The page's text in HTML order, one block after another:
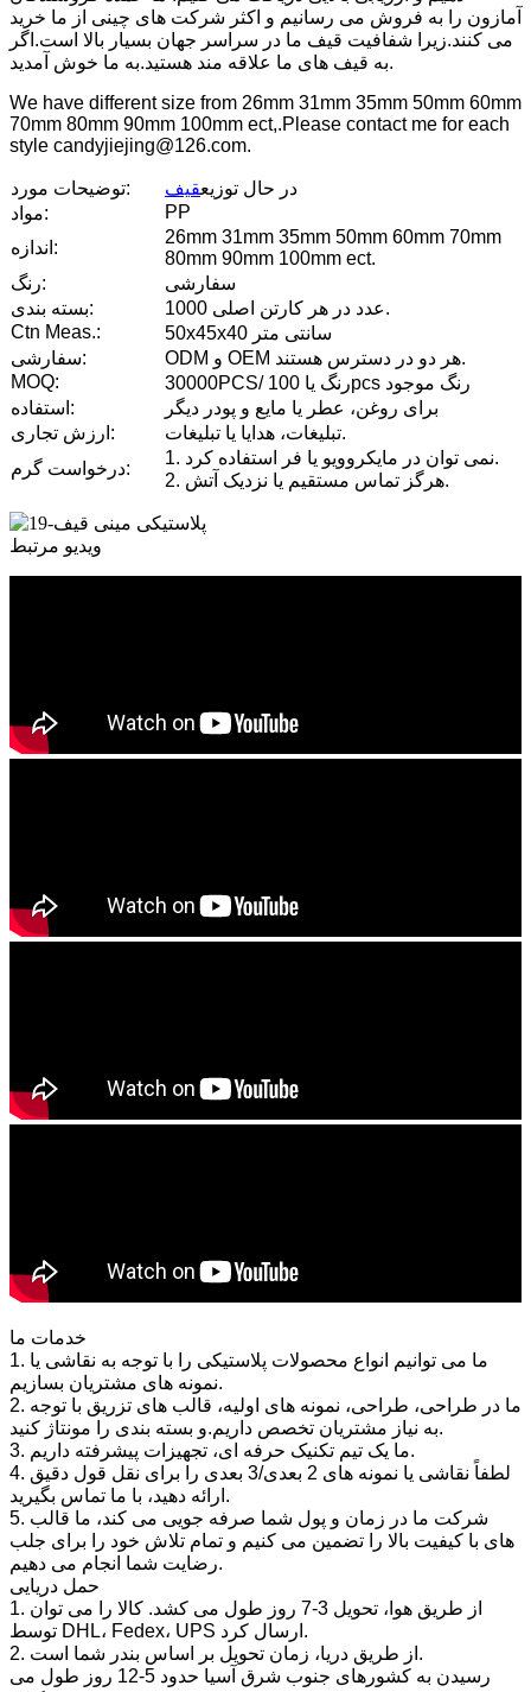
آمازون را به فروش می رسانیم و اکثر شرکت های چینی از ما خرید
می کنند.زیرا شفافیت قیف ما در سراسر جهان بسیار بالا است.اگر
به قیف های ما علاقه مند هستید.به ما خوش آمدید.
We have different size from 26mm 31mm 35mm 50mm 60mm
70mm 80mm 90mm 100mm ect,.Please contact me for each
style candyjiejing@126.com.
توضیحات مورد: در حال توزیعقیف
مواد:
PP
اندازه:
26mm 31mm 35mm 50mm 60mm 70mm
80mm 90mm 100mm ect.
رنگ:
سفارشی
بسته بندی:
1000 عدد در هر کارتن اصلی.
Ctn Meas.:
50x45x40 سانتی متر
سفارشی:
ODM و OEM هر دو در دسترس هستند.
MOQ:
30000PCS/ رنگ یا 100pcs رنگ موجود
استفاده:
برای روغن، عطر یا مایع و پودر دیگر
ارزش تجاری:
تبلیغات، هدایا یا تبلیغات.
درخواست گرم:
1. نمی توان در مایکروویو یا فر استفاده کرد.
2. هرگز تماس مستقیم یا نزدیک آتش.
ویدیو مرتبط
خدمات ما
1. ما می توانیم انواع محصولات پلاستیکی را با توجه به نقاشی یا
نمونه های مشتریان بسازیم.
2. ما در طراحی، طراحی، نمونه های اولیه، قالب های تزریق با توجه
به نیاز مشتریان تخصص داریم.و بسته بندی را مونتاژ کنید.
3. ما یک تیم تکنیک حرفه ای، تجهیزات پیشرفته داریم.
4. لطفاً نقاشی یا نمونه های 2 بعدی/3 بعدی را برای نقل قول دقیق
ارائه دهید، با ما تماس بگیرید.
5. شرکت ما در زمان و پول شما صرفه جویی می کند، ما قالب
های با کیفیت بالا را تضمین می کنیم و تمام تلاش خود را برای جلب
رضایت شما انجام می دهیم.
حمل دریایی
1. از طریق هوا، تحویل 3-7 روز طول می کشد. کالا را می توان
توسط DHL، Fedex، UPS ارسال کرد.
2. از طریق دریا، زمان تحویل بر اساس بندر شما است.
رسیدن به کشورهای جنوب شرق آسیا حدود 5-12 روز طول می